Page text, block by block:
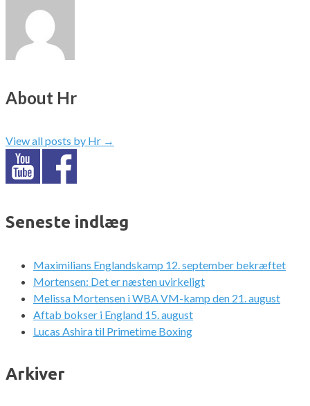
About Hr
View all posts by Hr →
Seneste indlæg
Maximilians Englandskamp 12. september bekræftet
Mortensen: Det er næsten uvirkeligt
Melissa Mortensen i WBA VM-kamp den 21. august
Aftab bokser i England 15. august
Lucas Ashira til Primetime Boxing
Arkiver